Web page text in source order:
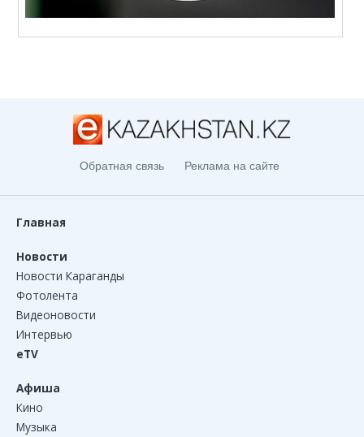
Обратная связь Реклама на сайте
Главная
Новости
Новости Караганды
Фотолента
Видеоновости
Интервью
eTV
Афиша
Кино
Музыка